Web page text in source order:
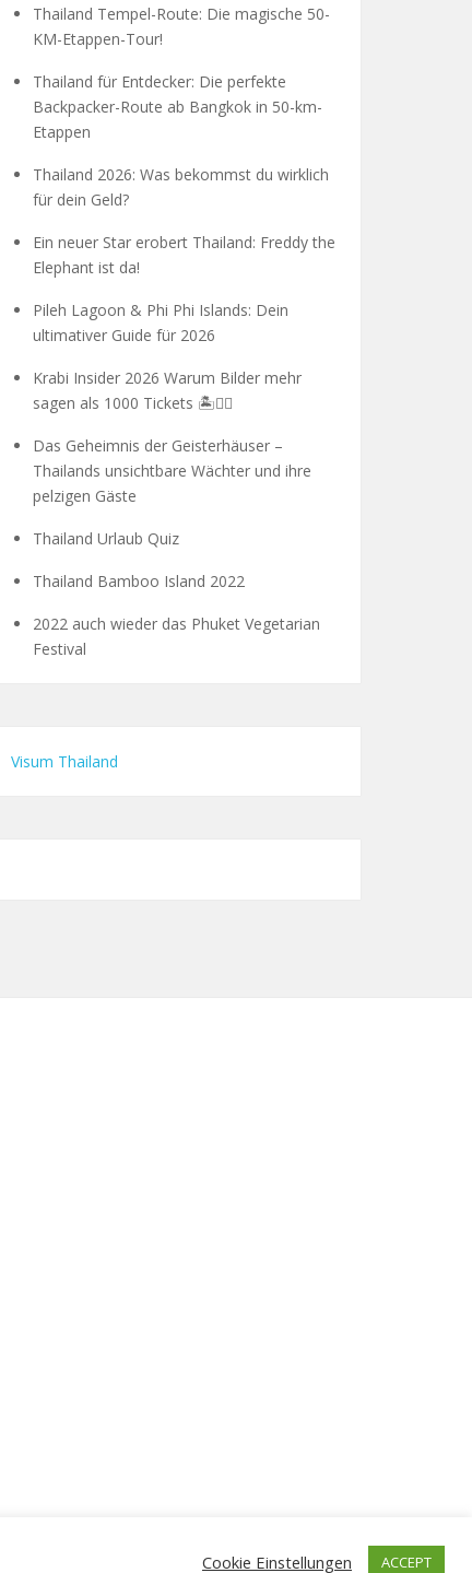
Thailand Tempel-Route: Die magische 50-
KM-Etappen-Tour!
Thailand für Entdecker: Die perfekte
Backpacker-Route ab Bangkok in 50-km-
Etappen
Thailand 2026: Was bekommst du wirklich
für dein Geld?
Ein neuer Star erobert Thailand: Freddy the
Elephant ist da!
Pileh Lagoon & Phi Phi Islands: Dein
ultimativer Guide für 2026
Krabi Insider 2026 Warum Bilder mehr
sagen als 1000 Tickets 🏝️🧗‍♂️
Das Geheimnis der Geisterhäuser –
Thailands unsichtbare Wächter und ihre
pelzigen Gäste
Thailand Urlaub Quiz
Thailand Bamboo Island 2022
2022 auch wieder das Phuket Vegetarian
Festival
Visum Thailand
Cookie Einstellungen ACCEPT